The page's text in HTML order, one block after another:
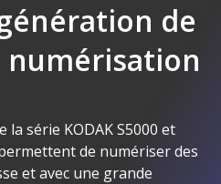
de
la série KODAK S5000 et
de numériser des
et avec une grande